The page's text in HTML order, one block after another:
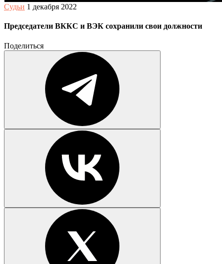
Судьи 1 декабря 2022
Председатели ВККС и ВЭК сохранили свои должности
Поделиться